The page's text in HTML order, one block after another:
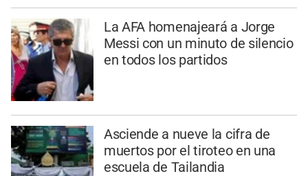
La AFA homenajeará a Jorge
Messi con un minuto de silencio
en todos los partidos
Asciende a nueve la cifra de
muertos por el tiroteo en una
escuela de Tailandia